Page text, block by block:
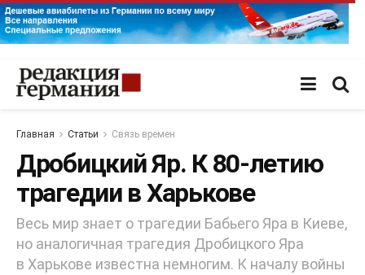
Главная Статьи Связь времен
Дробицкий Яр. К 80-летию
трагедии в Харькове
Весь мир знает о трагедии Бабьего Яра в Киеве,
но аналогичная трагедия Дробицкого Яра
в Харькове известна немногим. К началу войны